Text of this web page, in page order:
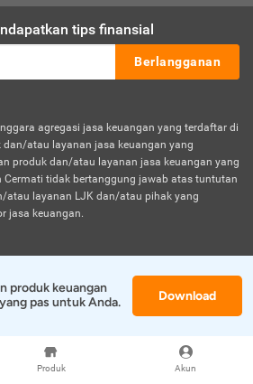
Produk Akun
tips finansial
Berlangganan
agregasi jasa keuangan yang terdaftar di
dan/atau layanan jasa keuangan yang
produk dan/atau layanan jasa keuangan yang
Cermati tidak bertanggung jawab atas tuntutan
atau layanan LJK dan/atau pihak yang
jasa keuangan.
produk keuangan
pas untuk Anda.
Download